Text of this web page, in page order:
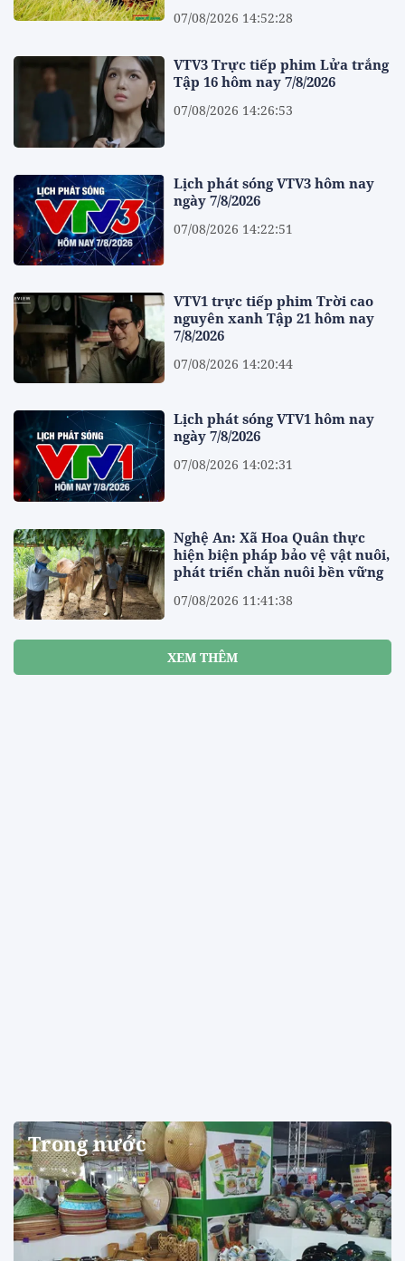
07/08/2026 14:52:28
VTV3 Trực tiếp phim Lửa trắng
Tập 16 hôm nay 7/8/2026
07/08/2026 14:26:53
Lịch phát sóng VTV3 hôm nay
ngày 7/8/2026
07/08/2026 14:22:51
VTV1 trực tiếp phim Trời cao
nguyên xanh Tập 21 hôm nay
7/8/2026
07/08/2026 14:20:44
Lịch phát sóng VTV1 hôm nay
ngày 7/8/2026
07/08/2026 14:02:31
Nghệ An: Xã Hoa Quân thực
hiện biện pháp bảo vệ vật nuôi,
phát triển chăn nuôi bền vững
07/08/2026 11:41:38
XEM THÊM
Trong nước